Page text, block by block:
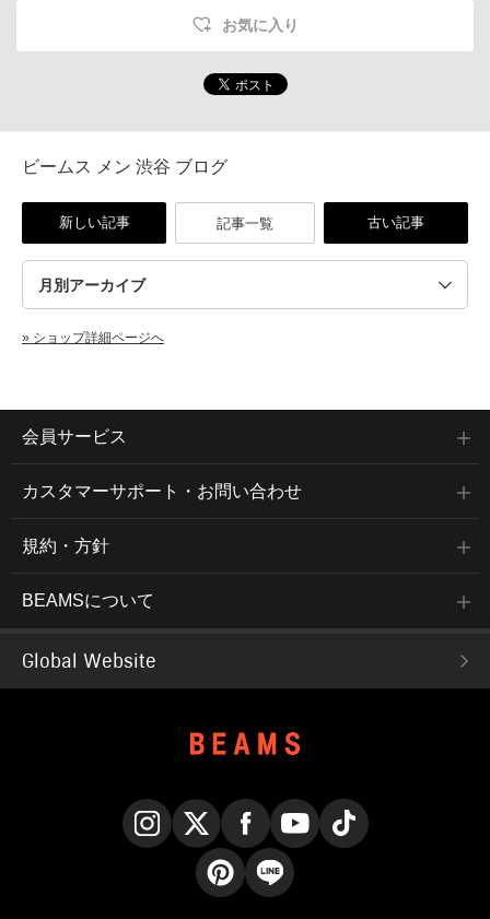
お気に入り
ビームス メン 渋谷 ブログ
新しい記事 記事一覧 古い記事
» ショップ詳細ページへ
会員サービス
カスタマーサポート・お問い合わせ
規約・方針
BEAMSについて
Global Website